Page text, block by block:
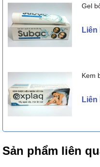
Gel
Liên
Kem
Liên
Sản phẩm liên